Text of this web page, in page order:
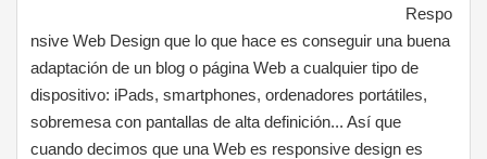
Respo
nsive Web Design que lo que hace es conseguir una buena
adaptación de un blog o página Web a cualquier tipo de
dispositivo: iPads, smartphones, ordenadores portátiles,
sobremesa con pantallas de alta definición... Así que
cuando decimos que una Web es responsive design es